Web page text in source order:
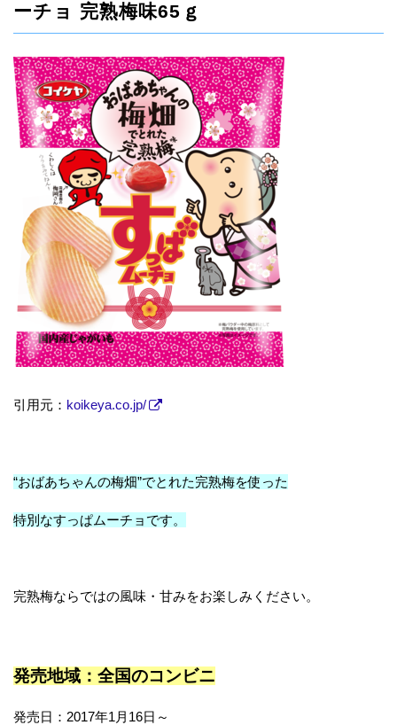
ーチョ 完熟梅味65ｇ
引用元： koikeya.co.jp/
“おばあちゃんの梅畑”でとれた完熟梅を使った
特別なすっぱムーチョです。
完熟梅ならではの風味・甘みをお楽しみください。
発売地域：全国のコンビニ
発売日：2017年1月16日～